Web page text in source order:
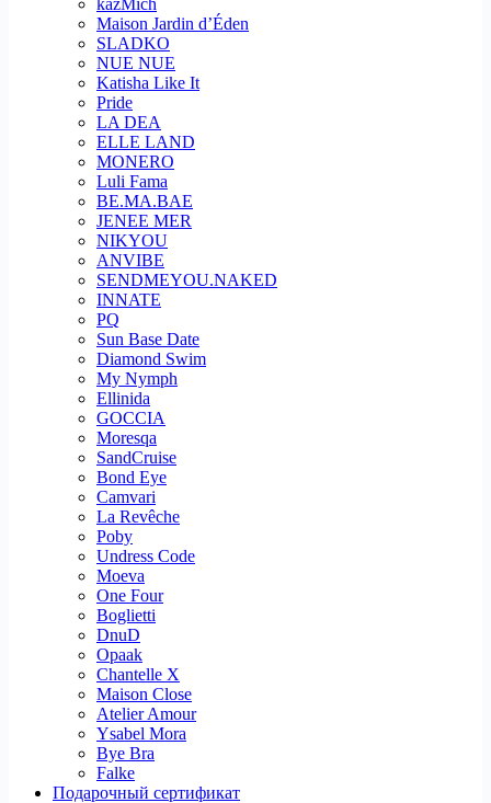
kázMich
Maison Jardin d’Éden
SLADKO
NUE NUE
Katisha Like It
Pride
LA DEA
ELLE LAND
MONERO
Luli Fama
BE.MA.BAE
JENEE MER
NIKYOU
ANVIBE
SENDMEYOU.NAKED
INNATE
PQ
Sun Base Date
Diamond Swim
My Nymph
Ellinida
GOCCIA
Moresqa
SandCruise
Bond Eye
Camvari
La Revêche
Poby
Undress Code
Moeva
One Four
Boglietti
DnuD
Opaak
Chantelle X
Maison Close
Atelier Amour
Ysabel Mora
Bye Bra
Falke
Подарочный сертификат